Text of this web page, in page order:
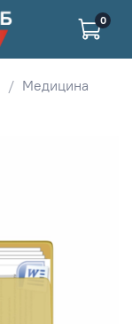
0
Медицина